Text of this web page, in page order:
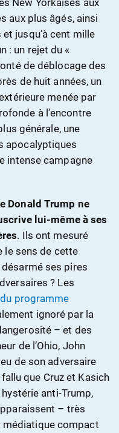
aux plus âgés, ainsi
jusqu’à cent mille
: un rejet du «
de déblocage des
de huit années, un
menée par
à l’encontre
générale, une
apocalyptiques
intense campagne
Donald Trump ne
lui-même à ses
. Ils ont mesuré
le sens de cette
ses pires
? Les
du programme
ignoré par la
– et des
de l’Ohio, John
de son adversaire
que Cruz et Kasich
hystérie anti-Trump,
– très
médiatique compact